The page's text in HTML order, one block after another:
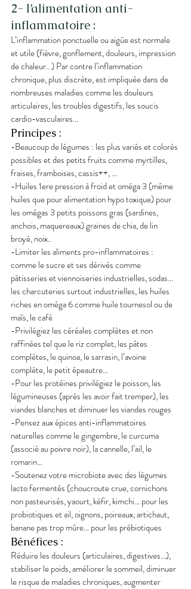
2- l’alimentation anti-
inflammatoire :
L’inflammation ponctuelle ou aigüe est normale
et utile (fièvre, gonflement, douleurs, impression
de chaleur.. ) Par contre l’inflammation
chronique, plus discrète, est impliquée dans de
nombreuses maladies comme les douleurs
articulaires, les troubles digestifs, les soucis
cardio-vasculaires…
Principes :
-Beaucoup de légumes : les plus variés et colorés
possibles et des petits fruits comme myrtilles,
fraises, framboises, cassis++, …
-Huiles 1ere pression à froid et oméga 3 (même
huiles que pour alimentation hypo toxique) pour
les omégas 3 petits poissons gras (sardines,
anchois, maquereaux) graines de chia, de lin
broyé, noix..
-Limiter les aliments pro-inflammatoires :
comme le sucre et ses dérivés comme
pâtisseries et viennoiseries industrielles, sodas…
les charcuteries surtout industrielles, les huiles
riches en oméga 6 comme huile tournesol ou de
maïs, le café
-Privilégiez les céréales complètes et non
raffinées tel que le riz complet, les pâtes
complètes, le quinoa, le sarrasin, l’avoine
complète, le petit épeautre…
-Pour les protéines privilégiez le poisson, les
légumineuses (après les avoir fait tremper), les
viandes blanches et diminuer les viandes rouges
-Pensez aux épices anti-inflammatoires
naturelles comme le gingembre, le curcuma
(associé au poivre noir), la cannelle, l’ail, le
romarin…
-Soutenez votre microbiote avec des légumes
lacto fermentés (choucroute crue, cornichons
non pasteurisés, yaourt, kéfir, kimchi… pour les
probiotiques et ail, oignons, poireaux, artichaut,
banane pas trop mûre… pour les prébiotiques
Bénéfices :
Réduire les douleurs (articulaires, digestives…),
stabiliser le poids, améliorer le sommeil, diminuer
le risque de maladies chroniques, augmenter